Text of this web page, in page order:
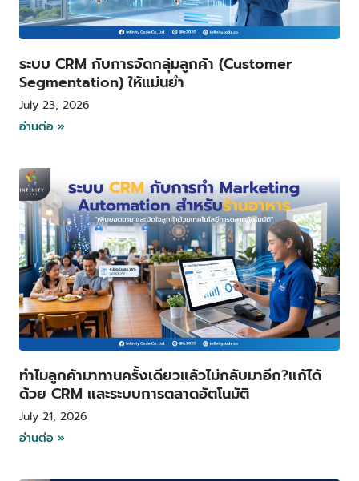
ระบบ CRM กับการจัดกลุ่มลูกค้า (Customer
Segmentation) ให้แม่นยำ
July 23, 2026
อ่านต่อ »
ทำไมลูกค้ามาทานครั้งเดียวแล้วไม่กลับมาอีก?แก้ได้
ด้วย CRM และระบบการตลาดอัตโนมัติ
July 21, 2026
อ่านต่อ »